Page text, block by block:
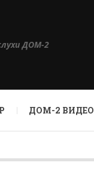
ДОМ-2
ДОМ-2 ВИДЕО